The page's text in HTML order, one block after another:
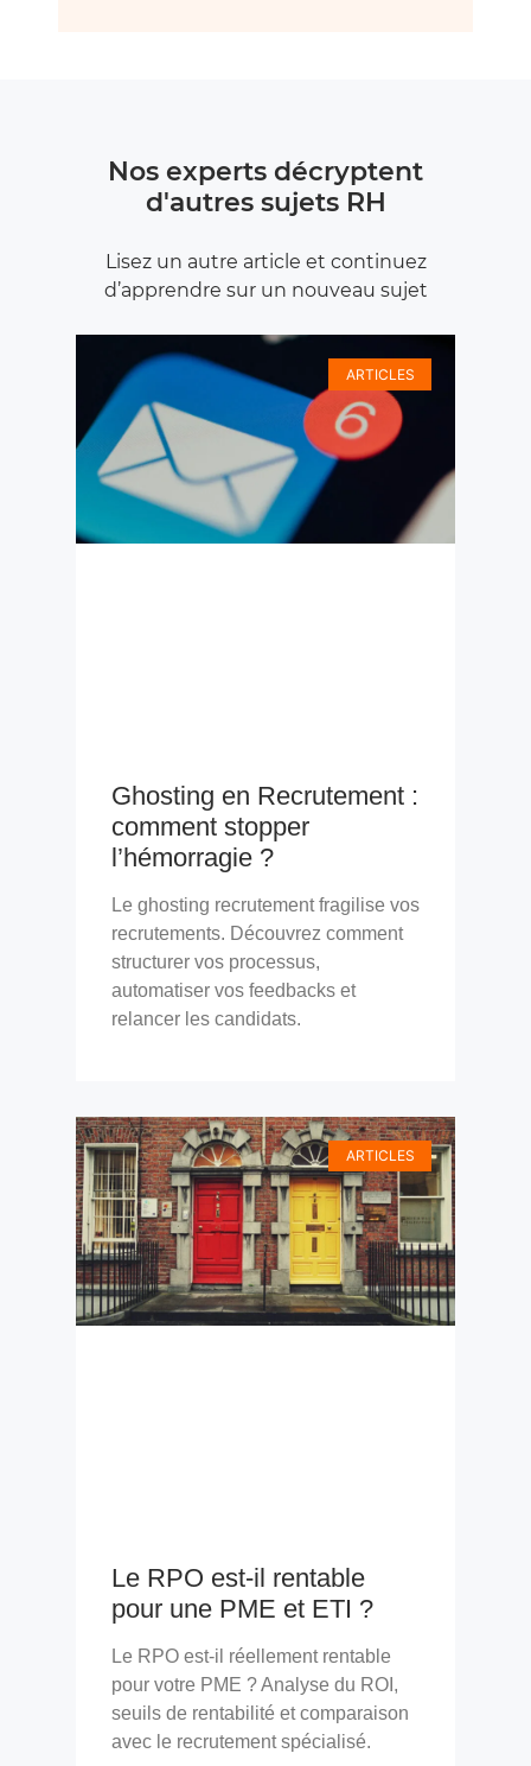
Nos experts décryptent
d'autres sujets RH
Lisez un autre article et continuez
d’apprendre sur un nouveau sujet
ARTICLES
Ghosting en Recrutement :
comment stopper
l’hémorragie ?
Le ghosting recrutement fragilise vos
recrutements. Découvrez comment
structurer vos processus,
automatiser vos feedbacks et
relancer les candidats.
ARTICLES
Le RPO est-il rentable
pour une PME et ETI ?
Le RPO est-il réellement rentable
pour votre PME ? Analyse du ROI,
seuils de rentabilité et comparaison
avec le recrutement spécialisé.